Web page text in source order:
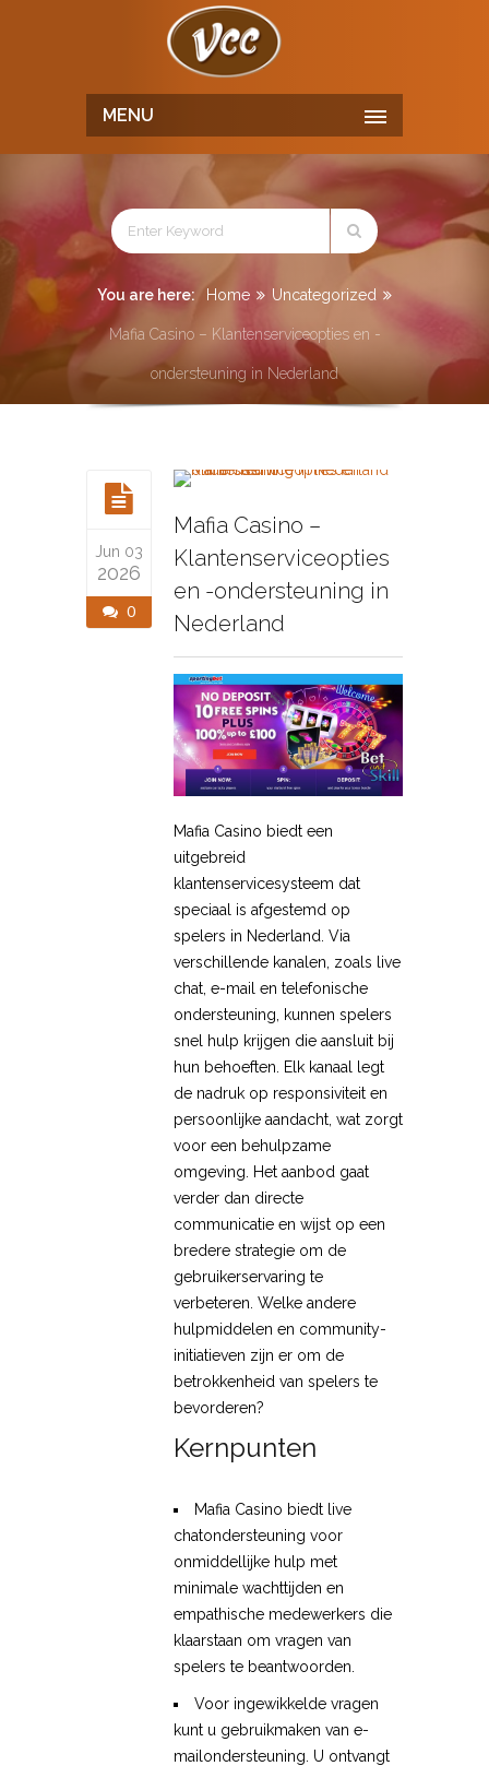
MENU
You are here: Home Uncategorized
Mafia Casino – Klantenserviceopties en -
ondersteuning in Nederland
Jun 03
2026
0
Mafia Casino –
Klantenserviceopties
en -ondersteuning in
Nederland
Mafia Casino biedt een
uitgebreid
klantenservicesysteem dat
speciaal is afgestemd op
spelers in Nederland. Via
verschillende kanalen, zoals live
chat, e-mail en telefonische
ondersteuning, kunnen spelers
snel hulp krijgen die aansluit bij
hun behoeften. Elk kanaal legt
de nadruk op responsiviteit en
persoonlijke aandacht, wat zorgt
voor een behulpzame
omgeving. Het aanbod gaat
verder dan directe
communicatie en wijst op een
bredere strategie om de
gebruikerservaring te
verbeteren. Welke andere
hulpmiddelen en community-
initiatieven zijn er om de
betrokkenheid van spelers te
bevorderen?
Kernpunten
Mafia Casino biedt live
chatondersteuning voor
onmiddellijke hulp met
minimale wachttijden en
empathische medewerkers die
klaarstaan om vragen van
spelers te beantwoorden.
Voor ingewikkelde vragen
kunt u gebruikmaken van e-
mailondersteuning. U ontvangt